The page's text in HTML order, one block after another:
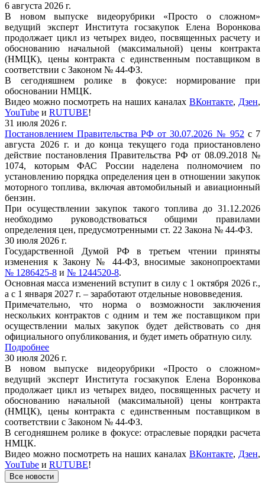
6 августа 2026 г.
В новом выпуске видеорубрики «Просто о сложном»
ведущий эксперт Института госзакупок Елена Воронкова
продолжает цикл из четырех видео, посвященных расчету и
обоснованию начальной (максимальной) цены контракта
(НМЦК), цены контракта с единственным поставщиком в
соответствии с Законом № 44-ФЗ.
В сегодняшнем ролике в фокусе: нормирование при
обосновании НМЦК.
Видео можно посмотреть на наших каналах ВКонтакте, Дзен,
YouTube и RUTUBE!
31 июля 2026 г.
Постановлением Правительства РФ от 30.07.2026 № 952с 7
августа 2026 г. и до конца текущего года приостановлено
действие постановления Правительства РФ от 08.09.2018 №
1074, которым ФАС России наделена полномочием по
установлению порядка определения цен в отношении закупок
моторного топлива, включая автомобильный и авиационный
бензин.
При осуществлении закупок такого топлива до 31.12.2026
необходимо руководствоваться общими правилами
определения цен, предусмотренными ст. 22 Закона № 44-ФЗ.
30 июля 2026 г.
Государственной Думой РФ в третьем чтении приняты
изменения к Закону № 44-ФЗ, вносимые законопроектами
№ 1286425-8 и № 1244520-8.
Основная масса изменений вступит в силу с 1 октября 2026 г.,
а с 1 января 2027 г. – заработают отдельные нововведения.
Примечательно, что норма о возможности заключения
нескольких контрактов с одним и тем же поставщиком при
осуществлении малых закупок будет действовать со дня
официального опубликования, и будет иметь обратную силу.
Подробнее
30 июля 2026 г.
В новом выпуске видеорубрики «Просто о сложном»
ведущий эксперт Института госзакупок Елена Воронкова
продолжает цикл из четырех видео, посвященных расчету и
обоснованию начальной (максимальной) цены контракта
(НМЦК), цены контракта с единственным поставщиком в
соответствии с Законом № 44-ФЗ.
В сегодняшнем ролике в фокусе: отраслевые порядки расчета
НМЦК.
Видео можно посмотреть на наших каналах ВКонтакте, Дзен,
YouTube и RUTUBE!
Все новости